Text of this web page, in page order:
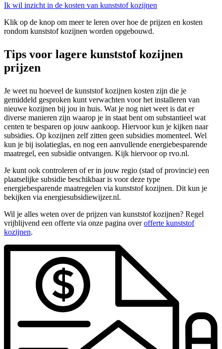
Ik wil inzicht in de kosten van kunststof kozijnen
Klik op de knop om meer te leren over hoe de prijzen en kosten
rondom kunststof kozijnen worden opgebouwd.
Tips voor lagere kunststof kozijnen
prijzen
Je weet nu hoeveel de kunststof kozijnen kosten zijn die je
gemiddeld gesproken kunt verwachten voor het installeren van
nieuwe kozijnen bij jou in huis. Wat je nog niet weet is dat er
diverse manieren zijn waarop je in staat bent om substantieel wat
centen te besparen op jouw aankoop. Hiervoor kun je kijken naar
subsidies. Op kozijnen zelf zitten geen subsidies momenteel. Wel
kun je bij isolatieglas, en nog een aanvullende energiebesparende
maatregel, een subsidie ontvangen. Kijk hiervoor op rvo.nl.
Je kunt ook controleren of er in jouw regio (stad of provincie) een
plaatselijke subsidie beschikbaar is voor deze type
energiebesparende maatregelen via kunststof kozijnen. Dit kun je
bekijken via energiesubsidiewijzer.nl.
Wil je alles weten over de prijzen van kunststof kozijnen? Regel
vrijblijvend een offerte via onze pagina overofferte kunststof
kozijnen.